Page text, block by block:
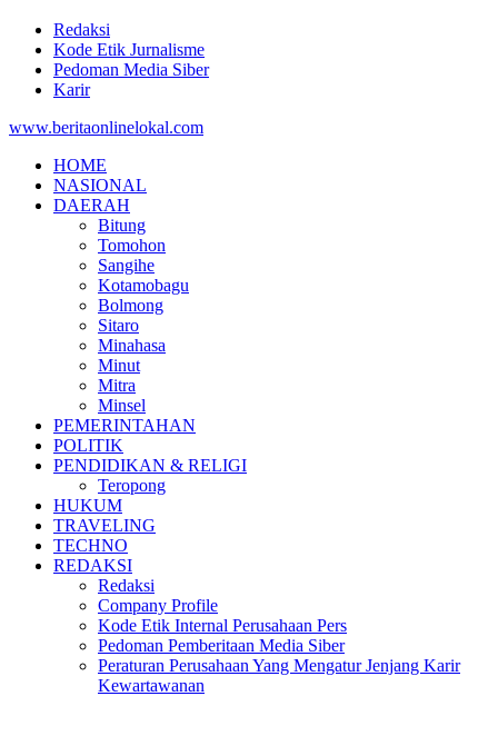
Redaksi
Kode Etik Jurnalisme
Pedoman Media Siber
Karir
www.beritaonlinelokal.com
HOME
NASIONAL
DAERAH
Bitung
Tomohon
Sangihe
Kotamobagu
Bolmong
Sitaro
Minahasa
Minut
Mitra
Minsel
PEMERINTAHAN
POLITIK
PENDIDIKAN & RELIGI
Teropong
HUKUM
TRAVELING
TECHNO
REDAKSI
Redaksi
Company Profile
Kode Etik Internal Perusahaan Pers
Pedoman Pemberitaan Media Siber
Peraturan Perusahaan Yang Mengatur Jenjang Karir
Kewartawanan